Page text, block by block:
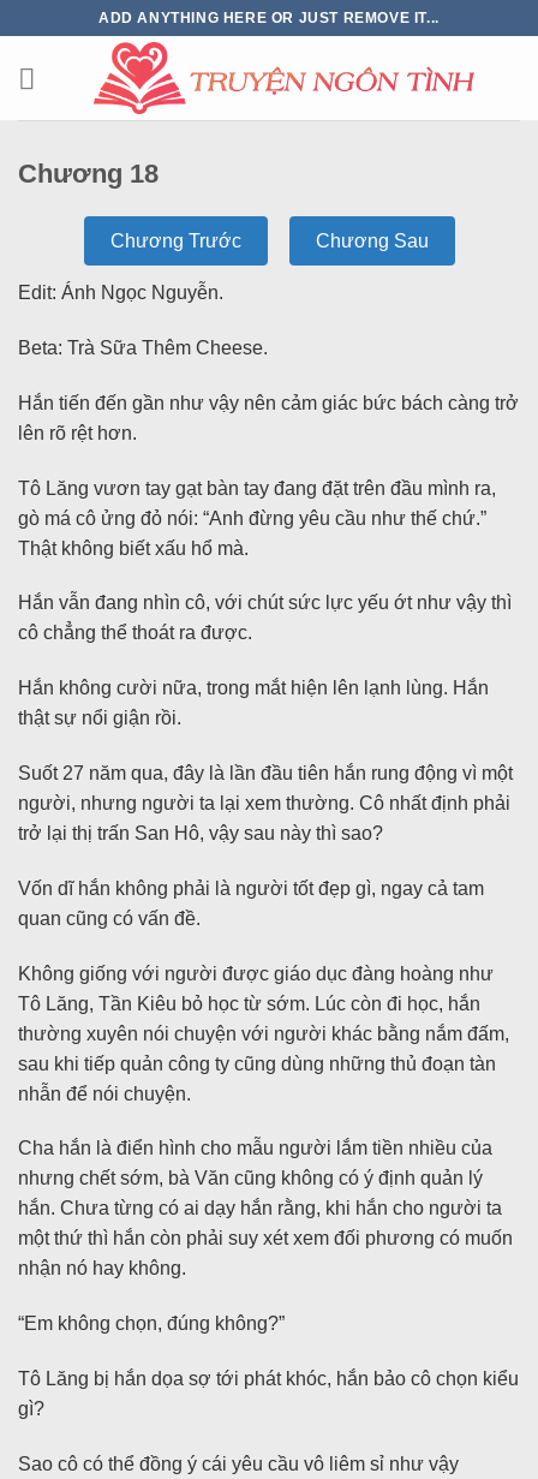
ADD ANYTHING HERE OR JUST REMOVE IT...
Chương 18
Chương Trước Chương Sau
Edit: Ánh Ngọc Nguyễn.
Beta: Trà Sữa Thêm Cheese.
Hắn tiến đến gần như vậy nên cảm giác bức bách càng trở
lên rõ rệt hơn.
Tô Lăng vươn tay gạt bàn tay đang đặt trên đầu mình ra,
gò má cô ửng đỏ nói: “Anh đừng yêu cầu như thế chứ.”
Thật không biết xấu hổ mà.
Hắn vẫn đang nhìn cô, với chút sức lực yếu ớt như vậy thì
cô chẳng thể thoát ra được.
Hắn không cười nữa, trong mắt hiện lên lạnh lùng. Hắn
thật sự nổi giận rồi.
Suốt 27 năm qua, đây là lần đầu tiên hắn rung động vì một
người, nhưng người ta lại xem thường. Cô nhất định phải
trở lại thị trấn San Hô, vậy sau này thì sao?
Vốn dĩ hắn không phải là người tốt đẹp gì, ngay cả tam
quan cũng có vấn đề.
Không giống với người được giáo dục đàng hoàng như
Tô Lăng, Tần Kiêu bỏ học từ sớm. Lúc còn đi học, hắn
thường xuyên nói chuyện với người khác bằng nắm đấm,
sau khi tiếp quản công ty cũng dùng những thủ đoạn tàn
nhẫn để nói chuyện.
Cha hắn là điển hình cho mẫu người lắm tiền nhiều của
nhưng chết sớm, bà Văn cũng không có ý định quản lý
hắn. Chưa từng có ai dạy hắn rằng, khi hắn cho người ta
một thứ thì hắn còn phải suy xét xem đối phương có muốn
nhận nó hay không.
“Em không chọn, đúng không?”
Tô Lăng bị hắn dọa sợ tới phát khóc, hắn bảo cô chọn kiểu
gì?
Sao cô có thể đồng ý cái yêu cầu vô liêm sỉ như vậy